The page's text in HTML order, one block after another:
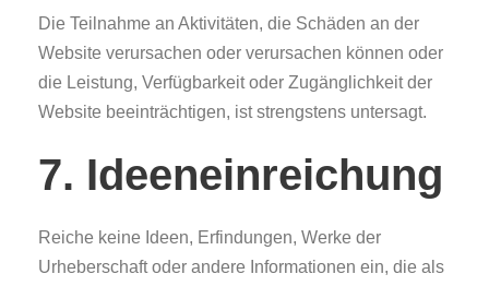
Die Teilnahme an Aktivitäten, die Schäden an der
Website verursachen oder verursachen können oder
die Leistung, Verfügbarkeit oder Zugänglichkeit der
Website beeinträchtigen, ist strengstens untersagt.
7. Ideeneinreichung
Reiche keine Ideen, Erfindungen, Werke der
Urheberschaft oder andere Informationen ein, die als